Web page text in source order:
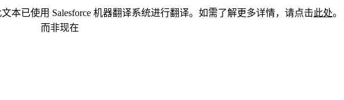
文本已使用 Salesforce 机器翻译系统进行翻译。如需了解更多详情，请点击此处。
而非现在